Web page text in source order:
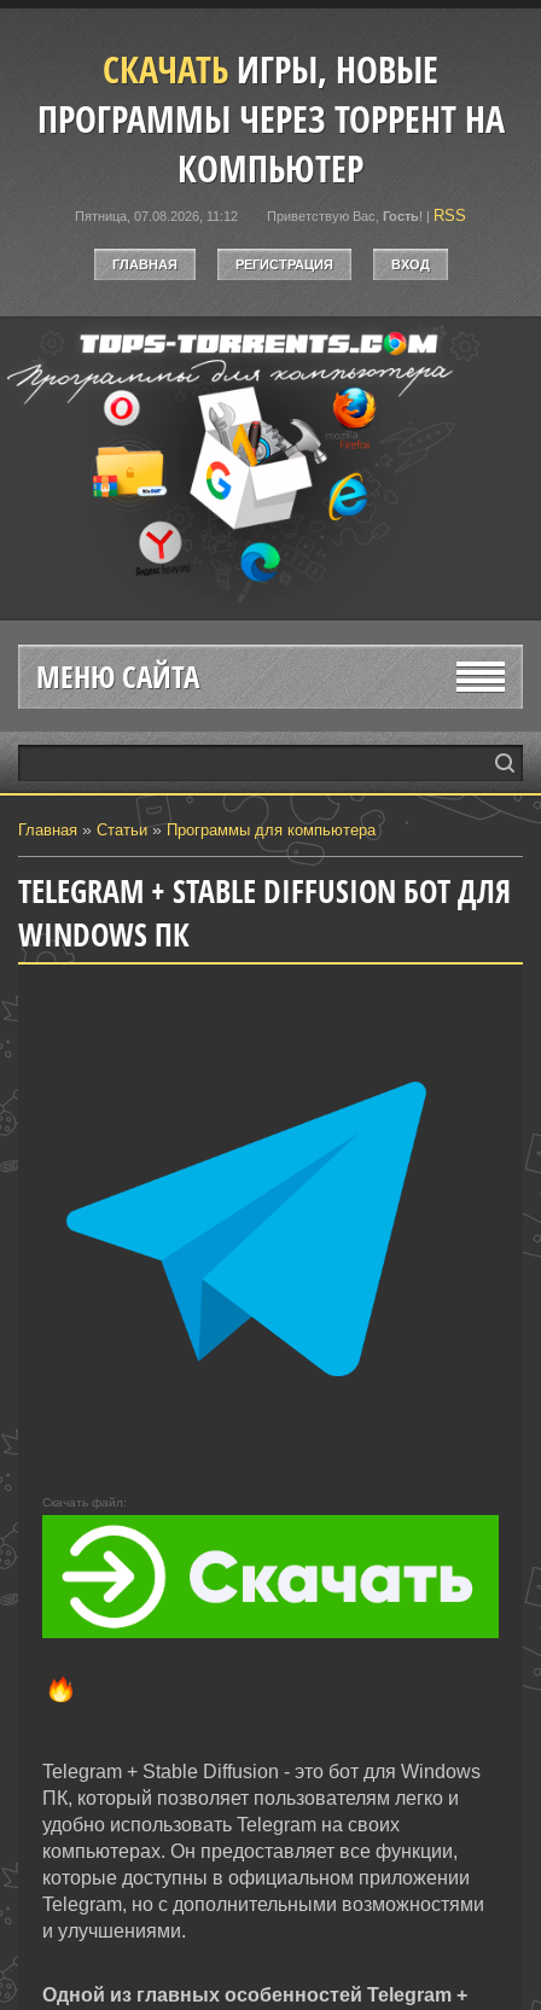
СКАЧАТЬИГРЫ, НОВЫЕ
ПРОГРАММЫ ЧЕРЕЗ ТОРРЕНТ НА
КОМПЬЮТЕР
Пятница, 07.08.2026, 11:12 Приветствую Вас Гость! | RSS
ГЛАВНАЯ РЕГИСТРАЦИЯ ВХОД
МЕНЮ САЙТА
Главная » Статьи»Программы для компьютера
TELEGRAM + STABLE DIFFUSION БОТ ДЛЯ
WINDOWS ПК
Скачать файл:
Telegram + Stable Diffusion - это бот для Windows
ПК, который позволяет пользователям легко и
удобно использовать Telegram на своих
компьютерах. Он предоставляет все функции,
которые доступны в официальном приложении
Telegram, но с дополнительными возможностями
и улучшениями.
Одной из главных особенностей Telegram +